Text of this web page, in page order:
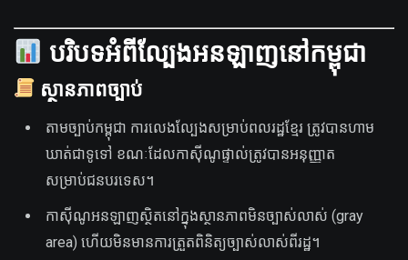
បរិបទអំពីល្បែងអនឡាញនៅកម្ពុជា
ស្ថានភាពច្បាប់
តាមច្បាប់កម្ពុជា ការលេងល្បែងសម្រាប់ពលរដ្ឋខ្មែរ ត្រូវបានហាម
ឃាត់ជាទូទៅ ខណៈដែលកាស៊ីណូផ្ទាល់ត្រូវបានអនុញ្ញាត
សម្រាប់ជនបរទេស។
កាស៊ីណូអនឡាញស្ថិតនៅក្នុងស្ថានភាពមិនច្បាស់លាស់ (gray
area) ហើយមិនមានការត្រួតពិនិត្យច្បាស់លាស់ពីរដ្ឋ។